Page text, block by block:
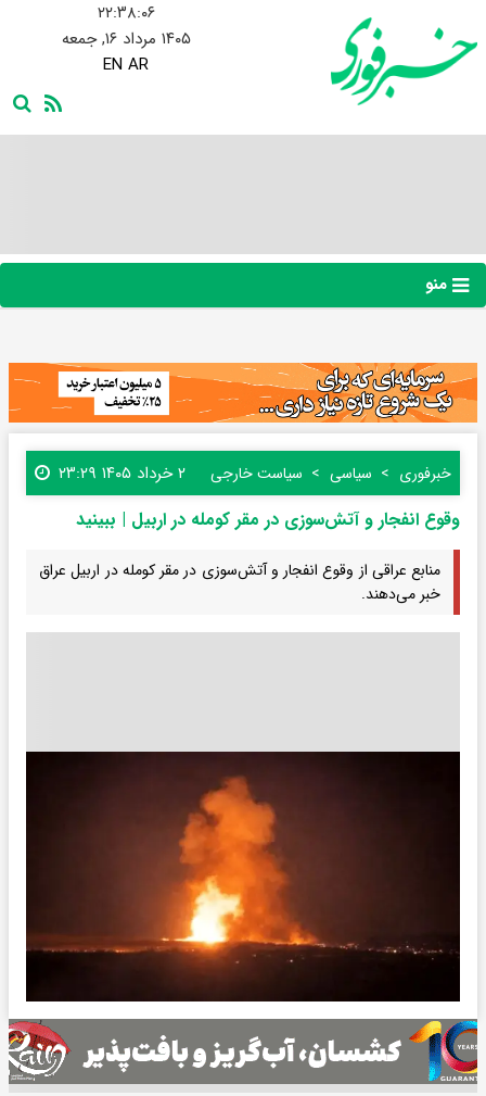
۲۲:۳۸:۰۷
۱۴۰۵ مرداد ۱۶, جمعه
EN AR
منو
خبرفوری سیاسی سیاست خارجی ۲ خرداد ۱۴۰۵ ۲۳:۲۹
وقوع انفجار و آتش‌سوزی در مقر کومله در اربیل | ببینید
منابع عراقی از وقوع انفجار و آتش‌سوزی در مقر کومله در اربیل عراق
خبر می‌دهند.